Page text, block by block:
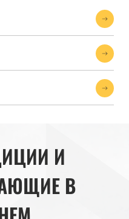
И
В